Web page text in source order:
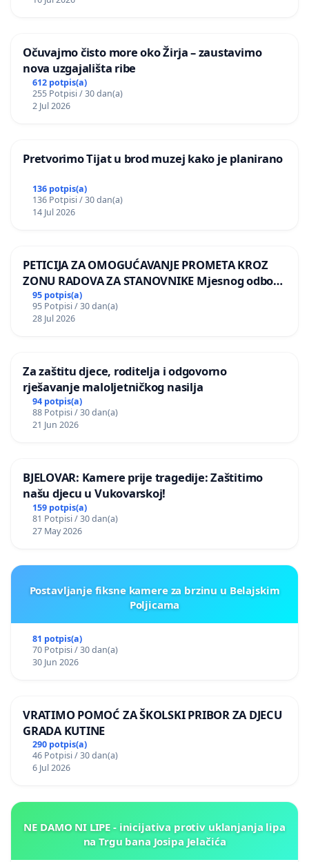
Očuvajmo čisto more oko Žirja – zaustavimo
nova uzgajališta ribe
612 potpis(a)
255 Potpisi / 30 dan(a)
2 Jul 2026
Pretvorimo Tijat u brod muzej kako je planirano
136 potpis(a)
136 Potpisi / 30 dan(a)
14 Jul 2026
PETICIJA ZA OMOGUĆAVANJE PROMETA KROZ
ZONU RADOVA ZA STANOVNIKE Mjesnog odbora
Kamensko i Lemić Brdo
95 potpis(a)
95 Potpisi / 30 dan(a)
28 Jul 2026
Za zaštitu djece, roditelja i odgovorno
rješavanje maloljetničkog nasilja
94 potpis(a)
88 Potpisi / 30 dan(a)
21 Jun 2026
BJELOVAR: Kamere prije tragedije: Zaštitimo
našu djecu u Vukovarskoj!
159 potpis(a)
81 Potpisi / 30 dan(a)
27 May 2026
Postavljanje fiksne kamere za brzinu u Belajskim
Poljicama
81 potpis(a)
70 Potpisi / 30 dan(a)
30 Jun 2026
VRATIMO POMOĆ ZA ŠKOLSKI PRIBOR ZA DJECU
GRADA KUTINE
290 potpis(a)
46 Potpisi / 30 dan(a)
6 Jul 2026
NE DAMO NI LIPE - inicijativa protiv uklanjanja lipa
na Trgu bana Josipa Jelačića